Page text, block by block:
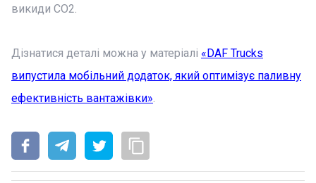
викиди CO2.
Дізнатися деталі можна у матеріалі «DAF Trucks
випустила мобільний додаток, який оптимізує паливну
ефективність вантажівки».